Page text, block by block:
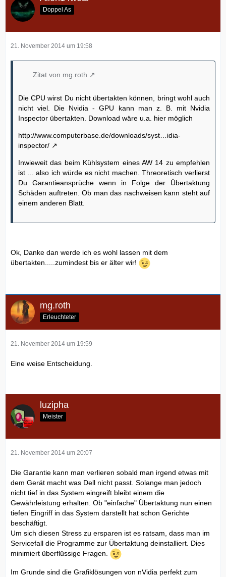
Doppel As
21. November 2014 um 19:58
Zitat von mg.roth
Die CPU wirst Du nicht übertakten können, bringt wohl auch
nicht viel. Die Nvidia - GPU kann man z. B. mit Nvidia
Inspector übertakten. Download wäre u.a. hier möglich
http://www.computerbase.de/downloads/syst…idia-
inspector/
Inwieweit das beim Kühlsystem eines AW 14 zu empfehlen
ist ... also ich würde es nicht machen. Threoretisch verlierst
Du Garantieansprüche wenn in Folge der Übertaktung
Schäden auftreten. Ob man das nachweisen kann steht auf
einem anderen Blatt.
Ok, Danke dan werde ich es wohl lassen mit dem
übertakten.....zumindest bis er älter wir!
mg.roth
Erleuchteter
21. November 2014 um 19:59
Eine weise Entscheidung.
luzipha
Meister
21. November 2014 um 20:07
Die Garantie kann man verlieren sobald man irgend etwas mit
dem Gerät macht was Dell nicht passt. Solange man jedoch
nicht tief in das System eingreift bleibt einem die
Gewährleistung erhalten. Ob "einfache" Übertaktung nun einen
tiefen Eingriff in das System darstellt hat schon Gerichte
beschäftigt.
Um sich diesen Stress zu ersparen ist es ratsam, dass man im
Servicefall die Programme zur Übertaktung deinstalliert. Dies
minimiert überflüssige Fragen.
Im Grunde sind die Grafiklösungen von nVidia perfekt zum